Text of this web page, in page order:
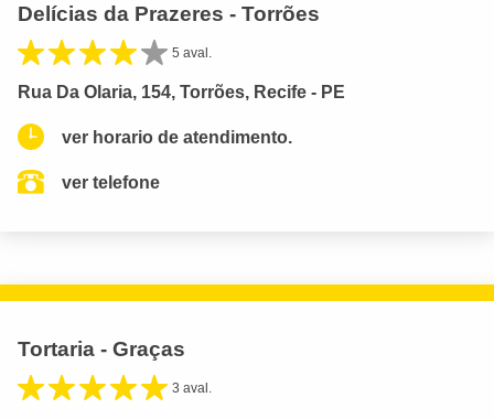
Delícias da Prazeres - Torrões
5 aval.
Rua Da Olaria, 154, Torrões, Recife - PE
ver horario de atendimento.
ver telefone
Tortaria - Graças
3 aval.